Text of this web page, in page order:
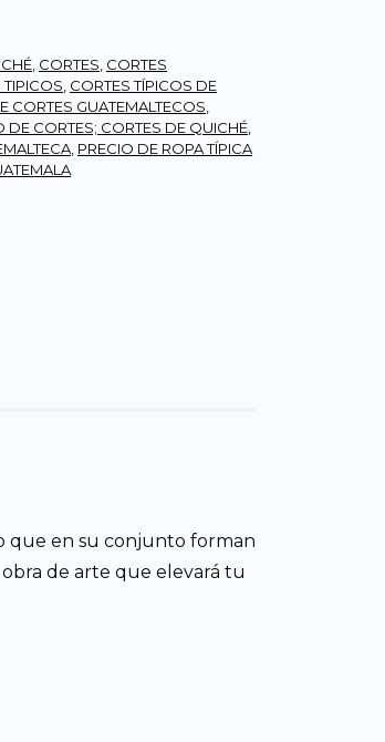
CORTES CORTES
TIPICOS CORTES TÍPICOS DE
CORTES GUATEMALTECOS
DE CORTES; CORTES DE QUICHÉ
PRECIO DE ROPA TÍPICA
que en su conjunto forman
de arte que elevará tu